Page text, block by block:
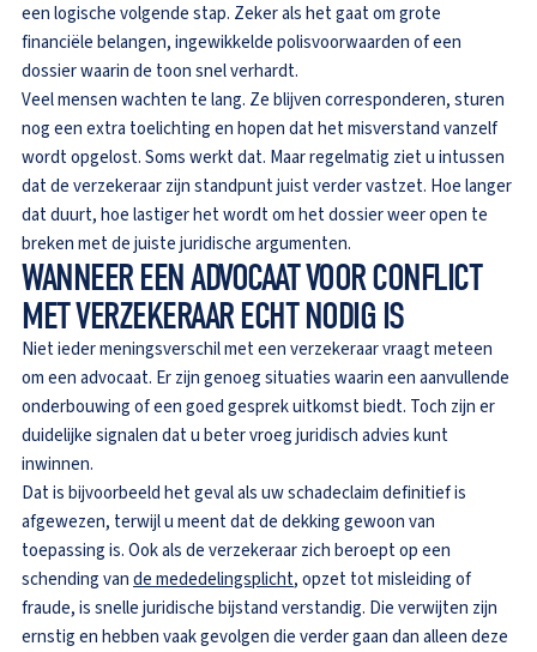
een logische volgende stap. Zeker als het gaat om grote
financiële belangen, ingewikkelde polisvoorwaarden of een
dossier waarin de toon snel verhardt.
Veel mensen wachten te lang. Ze blijven corresponderen, sturen
nog een extra toelichting en hopen dat het misverstand vanzelf
wordt opgelost. Soms werkt dat. Maar regelmatig ziet u intussen
dat de verzekeraar zijn standpunt juist verder vastzet. Hoe langer
dat duurt, hoe lastiger het wordt om het dossier weer open te
breken met de juiste juridische argumenten.
WANNEER EEN ADVOCAAT VOOR CONFLICT
MET VERZEKERAAR ECHT NODIG IS
Niet ieder meningsverschil met een verzekeraar vraagt meteen
om een advocaat. Er zijn genoeg situaties waarin een aanvullende
onderbouwing of een goed gesprek uitkomst biedt. Toch zijn er
duidelijke signalen dat u beter vroeg juridisch advies kunt
inwinnen.
Dat is bijvoorbeeld het geval als uw schadeclaim definitief is
afgewezen, terwijl u meent dat de dekking gewoon van
toepassing is. Ook als de verzekeraar zich beroept op een
schending vande mededelingsplicht, opzet tot misleiding of
fraude, is snelle juridische bijstand verstandig. Die verwijten zijn
ernstig en hebben vaak gevolgen die verder gaan dan alleen deze